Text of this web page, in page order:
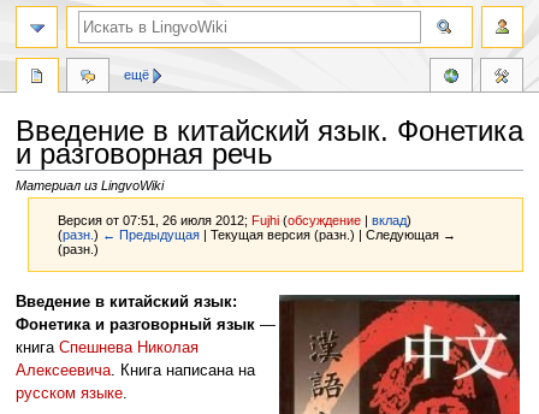
Введение в китайский язык. Фонетика
и разговорная речь
Материал из LingvoWiki
Версия от 07:51, 26 июля 2012;Fujhi (обсуждение |вклад)
(разн.) ← Предыдущая | Текущая версия (разн.) | Следующая →
(разн.)
Перейти
к
навигации
Перейти
к
поиску
Введение в китайский язык:
Фонетика и разговорный язык—
книга Спешнева Николая
Алексеевича. Книга написана на
русском языке.
ещё